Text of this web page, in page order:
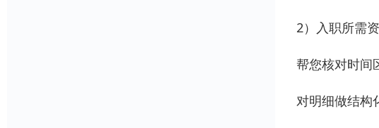
2）入职所需
帮您核对时间
对明细做结构